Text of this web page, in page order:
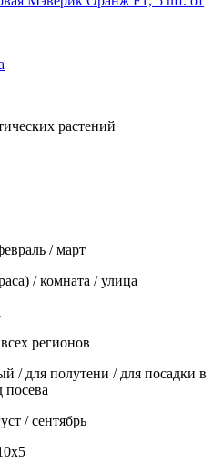
растений
/ март
/ комната / улица
регионов
/ для полутени / для посадки в
посева
/ сентябрь